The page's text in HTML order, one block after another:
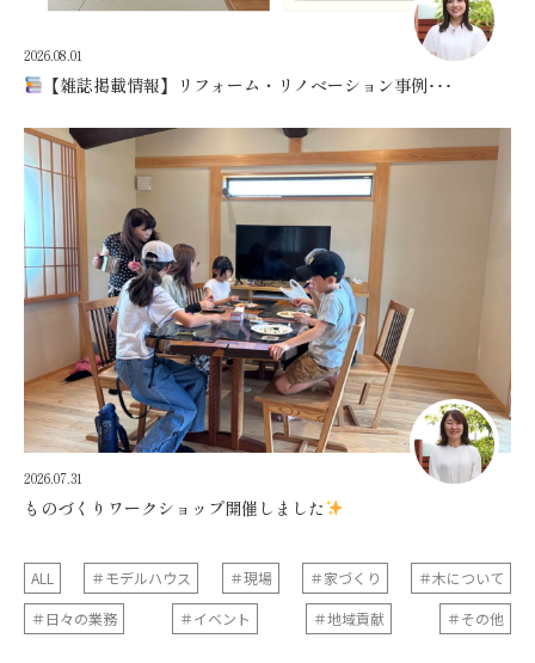
2026.08.01
【雑誌掲載情報】リフォーム・リノベーション事例･･･
2026.07.31
ものづくりワークショップ開催しました
ALL ＃モデルハウス ＃現場 ＃家づくり
＃木について
＃日々の業務
＃イベント ＃地域貢献 ＃その他